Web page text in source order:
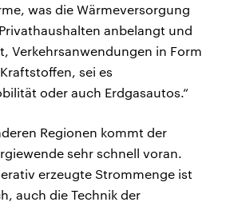
was die Wärmeversorgung
anbelangt und
Verkehrsanwendungen in Form
sei es
oder auch Erdgasautos.“
Regionen kommt der
sehr schnell voran.
erzeugte Strommenge ist
auch die Technik der